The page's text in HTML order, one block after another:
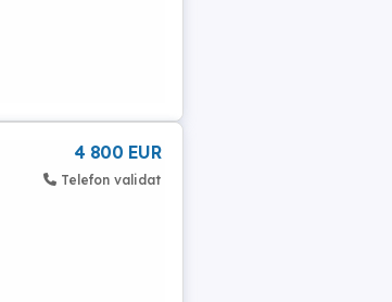
4 800 EUR
Telefon validat